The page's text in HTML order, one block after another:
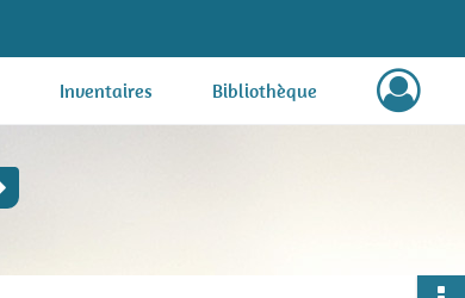
Inventaires Bibliothèque